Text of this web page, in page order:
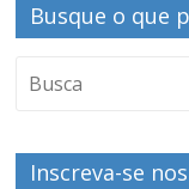
Busque o que
Inscreva-se